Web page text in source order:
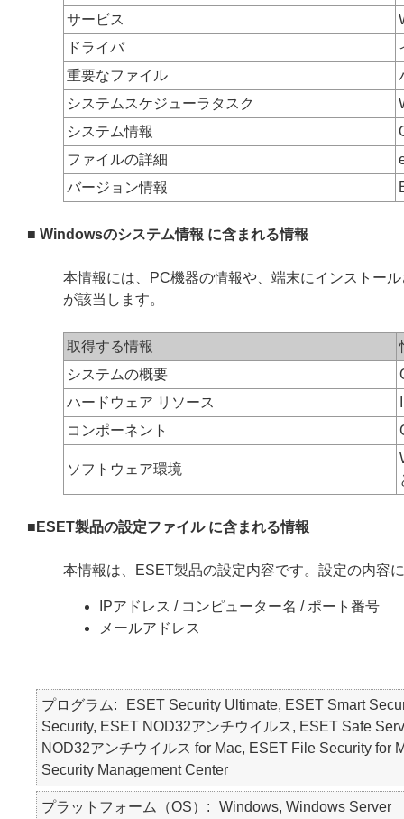
サービス
ドライバ
重要なファイル
システムスケジューラタスク
システム情報
ファイルの詳細
バージョン情報
■ Windowsのシステム情報 に含まれる情報
本情報には、PC機器の情報や、端末にインストー
が該当します。
取得する情報
システムの概要
ハードウェア リソース
コンポーネント
ソフトウェア環境
■ESET製品の設定ファイル に含まれる情報
本情報は、ESET製品の設定内容です。設定の内容
IPアドレス / コンピューター名 / ポート番号
メールアドレス
プログラム
ESET Security Ultimate, ESET Smart
Security, ESET NOD32アンチウイルス, ESET Safe
NOD32アンチウイルス for Mac, ESET File Security for
Security Management Center
プラットフォーム（OS） Windows, Windows Server